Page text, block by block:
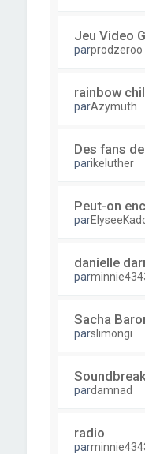
Jeu Video
parprodzeroo
rainbow
parAzymuth
Des fans
parikeluther
Peut-on
par
danielle
par
Sacha
parslimongi
pardamnad
radio
par